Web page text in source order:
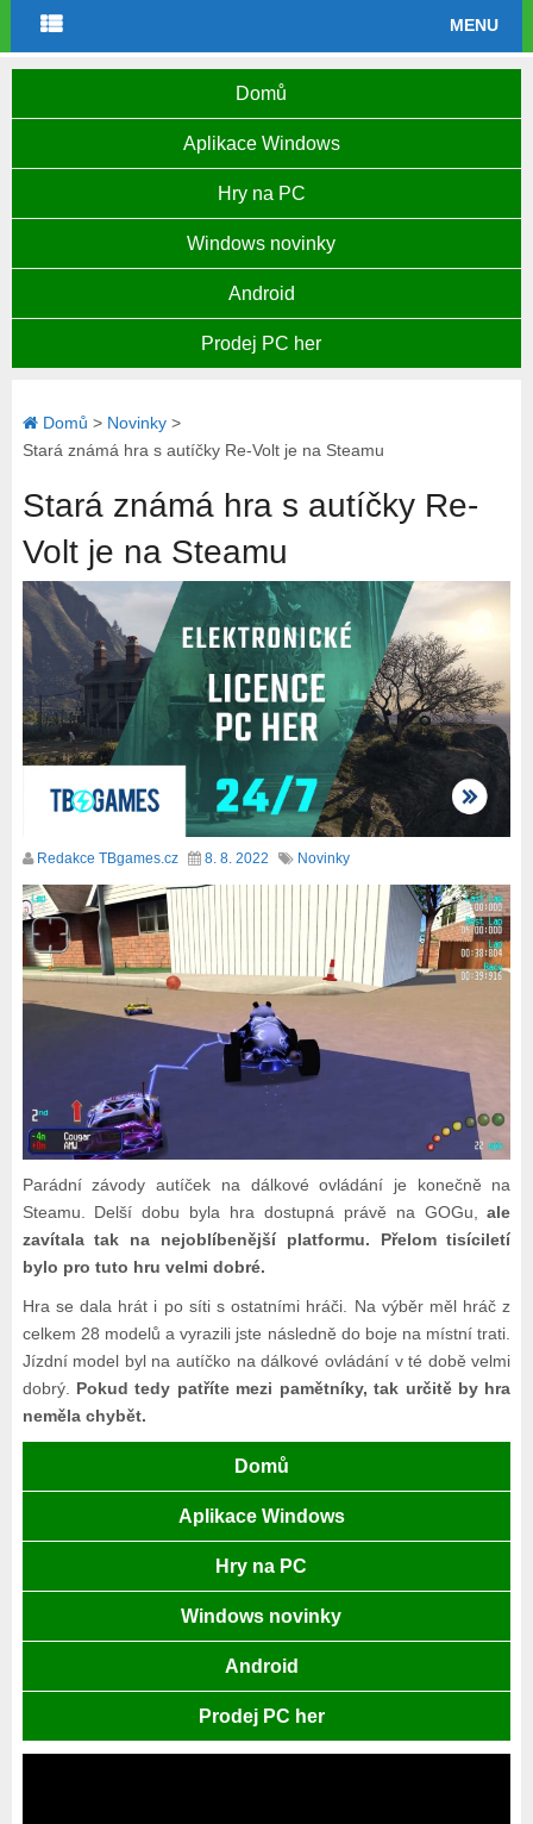
MENU
Domů
Aplikace Windows
Hry na PC
Windows novinky
Android
Prodej PC her
Domů > Novinky>
Stará známá hra s autíčky Re-Volt je na Steamu
Stará známá hra s autíčky Re-
Volt je na Steamu
Redakce TBgames.cz 8. 8. 2022 Novinky
Parádní závody autíček na dálkové ovládání je konečně na
Steamu. Delší dobu byla hra dostupná právě na GOGu,ale
zavítala tak na nejoblíbenější platformu. Přelom tisíciletí
bylo pro tuto hru velmi dobré.
Hra se dala hrát i po síti s ostatními hráči. Na výběr měl hráč z
celkem 28 modelů a vyrazili jste následně do boje na místní trati.
Jízdní model byl na autíčko na dálkové ovládání v té době velmi
dobrý. Pokud tedy patříte mezi pamětníky, tak určitě by hra
neměla chybět.
Domů
Aplikace Windows
Hry na PC
Windows novinky
Android
Prodej PC her